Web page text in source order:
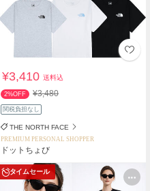
¥3,410送料込
2%OFF ¥3,480
関税負担なし
THE NORTH FACE
PREMIUM PERSONAL SHOPPER
ドットちょび
タイムセール